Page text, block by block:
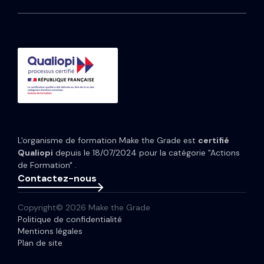
HubSpot Service Hub
HubSpot Data Hub
Tarifs HubSpot
Études de cas
Portfolio
Espace presse
Glossaire
L'organisme de formation Make the Grade est certifié
Qualiopi depuis le 18/07/2024 pour la catégorie "Actions
de Formation" .
Contactez-nous
Copyright© 2026 Make the Grade
Politique de confidentialité
Mentions légales
Plan de site